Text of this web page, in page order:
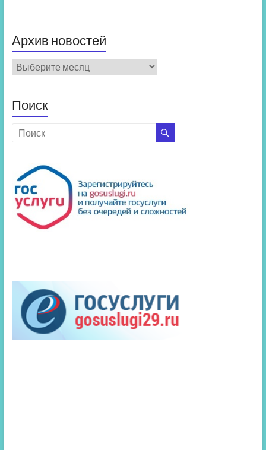
Архив новостей
Архив
новостей
Поиск